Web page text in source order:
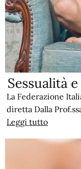
Sessualità
La Federazione
diretta Dalla
Leggi tutto